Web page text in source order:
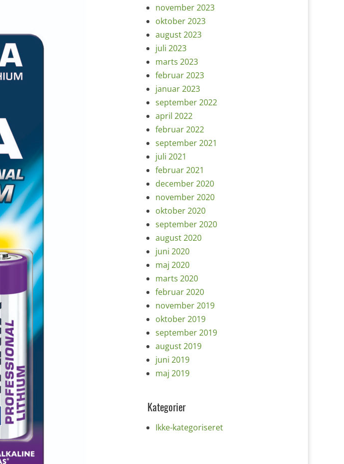
november 2023
oktober 2023
august 2023
juli 2023
marts 2023
februar 2023
januar 2023
september 2022
april 2022
februar 2022
september 2021
juli 2021
februar 2021
december 2020
november 2020
oktober 2020
september 2020
august 2020
juni 2020
maj 2020
marts 2020
februar 2020
november 2019
oktober 2019
september 2019
august 2019
juni 2019
maj 2019
Kategorier
Ikke-kategoriseret